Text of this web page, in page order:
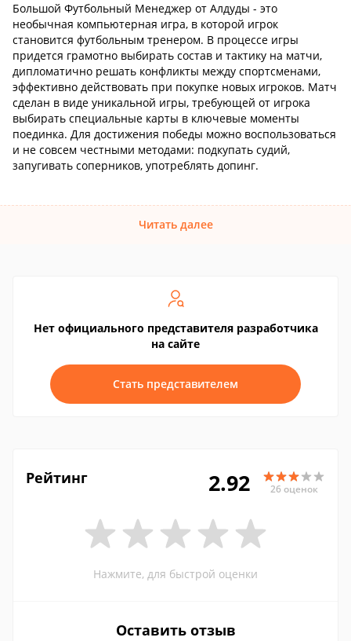
Большой Футбольный Менеджер от Алдуды - это
необычная компьютерная игра, в которой игрок
становится футбольным тренером. В процессе игры
придется грамотно выбирать состав и тактику на матчи,
дипломатично решать конфликты между спортсменами,
эффективно действовать при покупке новых игроков. Матч
сделан в виде уникальной игры, требующей от игрока
выбирать специальные карты в ключевые моменты
поединка. Для достижения победы можно воспользоваться
и не совсем честными методами: подкупать судий,
запугивать соперников, употреблять допинг.
Читать далее
Нет официального представителя разработчика
на сайте
Стать представителем
Рейтинг 2.92 26 оценок
Нажмите, для быстрой оценки
Оставить отзыв